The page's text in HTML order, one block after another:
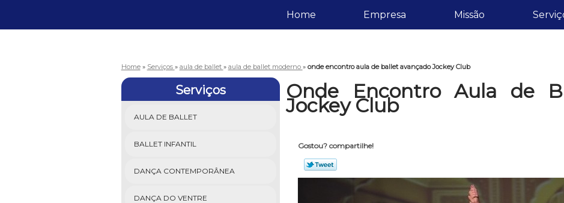
Home Empresa Missão
Home » Serviços » aula de ballet » aula de ballet moderno » onde encontro aula de ballet avançado Jockey Club
Serviços
AULA DE BALLET
BALLET INFANTIL
DANÇA CONTEMPORÂNEA
DANÇA DO VENTRE
Onde Encontro Aula de
Jockey Club
Gostou? compartilhe!